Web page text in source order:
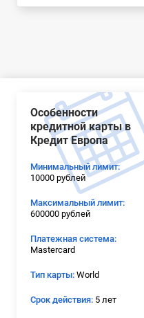
Особенности
кредитной карты в
Кредит Европа
Минимальный лимит:
10000 рублей
Максимальный лимит:
600000 рублей
Платежная система:
Mastercard
Тип карты: World
Срок действия: 5 лет